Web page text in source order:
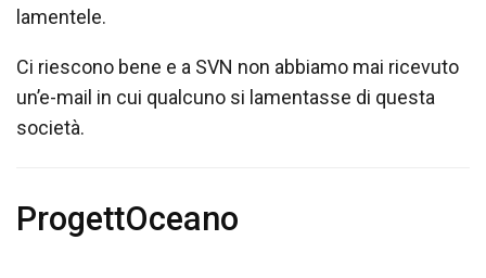
lamentele.
Ci riescono bene e a SVN non abbiamo mai ricevuto
un’e-mail in cui qualcuno si lamentasse di questa
società.
ProgettOceano